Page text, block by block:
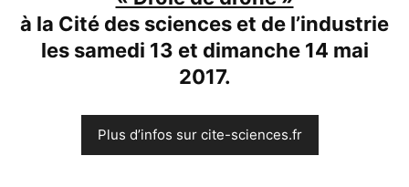
à la Cité des sciences et de l’industrie
les samedi 13 et dimanche 14 mai
2017.
Plus d’infos sur cite-sciences.fr